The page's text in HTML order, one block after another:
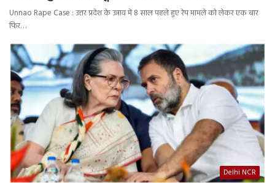
Unnao Rape Case : उत्तर प्रदेश के उन्नाव में 8 साल पहले हुए रेप मामले को लेकर एक बार
फिर…
Delhi NCR